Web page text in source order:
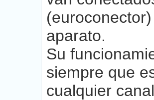
aparato.
Su
siempre que
cualquier